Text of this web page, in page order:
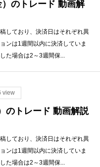
のトレード 動画解
しており、決済日はそれぞれ異
ンは1週間以内に決済していま
た場合は2～3週間保...
view
のトレード 動画解説
しており、決済日はそれぞれ異
ンは1週間以内に決済していま
た場合は2～3週間保...